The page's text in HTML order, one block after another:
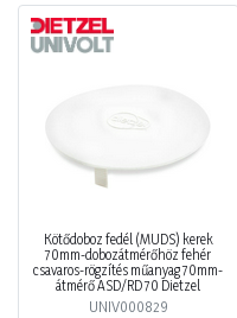
Kötődoboz fedél (MÜDS) kerek
70mm-dobozátmérőhöz fehér
csavaros-rögzítés műanyag 70mm-
átmérő ASD/RD 70 Dietzel
UNIV000829